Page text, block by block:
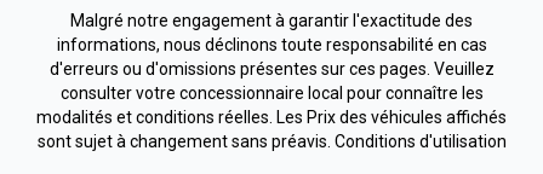
Malgré notre engagement à garantir l'exactitude des
informations, nous déclinons toute responsabilité en cas
d'erreurs ou d'omissions présentes sur ces pages. Veuillez
consulter votre concessionnaire local pour connaître les
modalités et conditions réelles. Les Prix des véhicules affichés
sont sujet à changement sans préavis. Conditions d'utilisation